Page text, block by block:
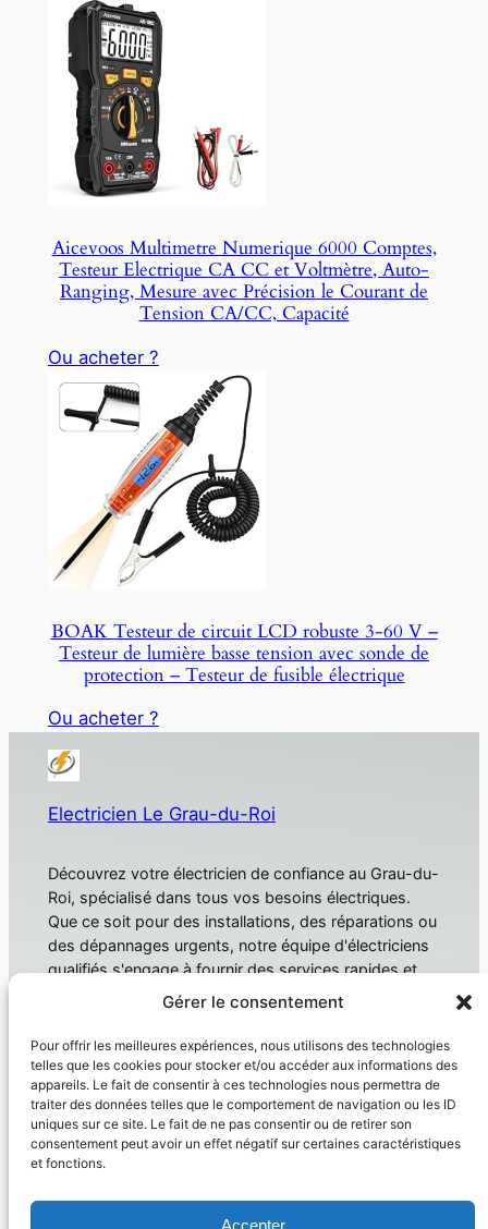
Gérer le consentement
Pour offrir les meilleures expériences, nous utilisons des technologies
telles que les cookies pour stocker et/ou accéder aux informations des
appareils. Le fait de consentir à ces technologies nous permettra de
traiter des données telles que le comportement de navigation ou les ID
uniques sur ce site. Le fait de ne pas consentir ou de retirer son
consentement peut avoir un effet négatif sur certaines caractéristiques
et fonctions.
Accepter
Aicevoos Multimetre Numerique 6000 Comptes,
Testeur Electrique CA CC et Voltmètre, Auto-
Ranging, Mesure avec Précision le Courant de
Tension CA/CC, Capacité
Ou acheter ?
BOAK Testeur de circuit LCD robuste 3-60 V –
Testeur de lumière basse tension avec sonde de
protection – Testeur de fusible électrique
Ou acheter ?
Electricien Le Grau-du-Roi
Découvrez votre électricien de confiance au Grau-du-
Roi, spécialisé dans tous vos besoins électriques.
Que ce soit pour des installations, des réparations ou
des dépannages urgents, notre équipe d'électriciens
qualifiés s'engage à fournir des services rapides et
fiables. Électricien Le Grau-du-Roi
À propos
Domotique
Électricien
Produit
Confidentialité
Politique de confidentialité
Conditions générales
Nous contacter
Réseaux sociaux